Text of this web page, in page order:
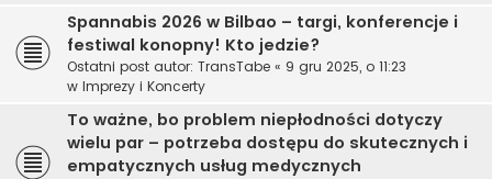
Spannabis 2026 w Bilbao – targi, konferencje i
festiwal konopny! Kto jedzie?
Ostatni post autor: TransTabe « 9 gru 2025, o 11:23
w Imprezy i Koncerty
To ważne, bo problem niepłodności dotyczy
wielu par – potrzeba dostępu do skutecznych i
empatycznych usług medycznych